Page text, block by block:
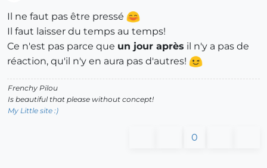
Il ne faut pas être pressé
Il faut laisser du temps au temps!
Ce n'est pas parce que un jour après il n'y a pas de
réaction, qu'il n'y en aura pas d'autres!
Frenchy Pilou
Is beautiful that please without concept!
My Little site :)
0